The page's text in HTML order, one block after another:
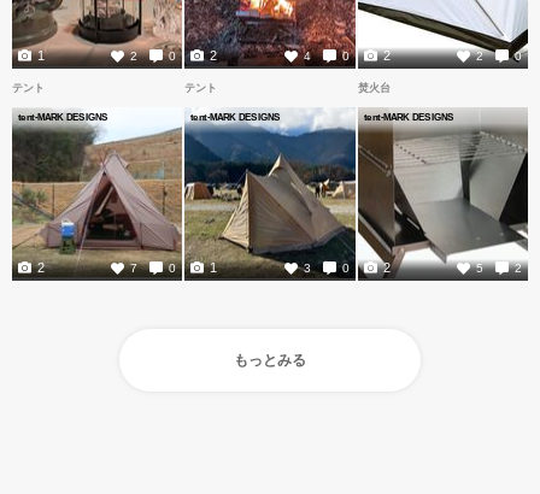
2 0
1 4 0
2 2 0
2
テント
tent-MARK DESIGNS
7 0
2
テント
tent-MARK DESIGNS
3 0
1
焚火台
tent-MARK DESIGNS
5 2
2
もっとみる